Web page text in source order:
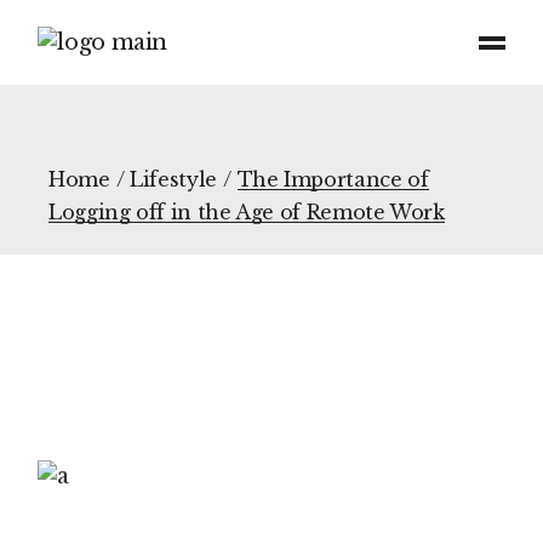
Home Lifestyle
The Importance of
Logging off in the Age of Remote Work